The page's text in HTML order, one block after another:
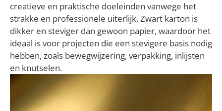
creatieve en praktische doeleinden vanwege het
strakke en professionele uiterlijk. Zwart karton is
dikker en steviger dan gewoon papier, waardoor het
ideaal is voor projecten die een stevigere basis nodig
hebben, zoals bewegwijzering, verpakking, inlijsten
en knutselen.